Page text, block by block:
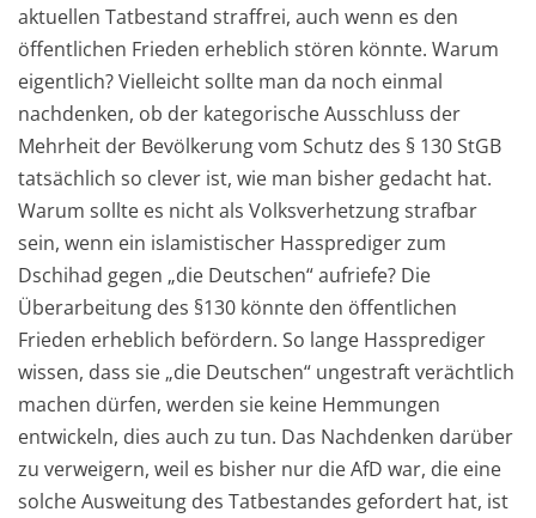
aktuellen Tatbestand straffrei, auch wenn es den
öffentlichen Frieden erheblich stören könnte. Warum
eigentlich? Vielleicht sollte man da noch einmal
nachdenken, ob der kategorische Ausschluss der
Mehrheit der Bevölkerung vom Schutz des § 130 StGB
tatsächlich so clever ist, wie man bisher gedacht hat.
Warum sollte es nicht als Volksverhetzung strafbar
sein, wenn ein islamistischer Hassprediger zum
Dschihad gegen „die Deutschen“ aufriefe? Die
Überarbeitung des §130 könnte den öffentlichen
Frieden erheblich befördern. So lange Hassprediger
wissen, dass sie „die Deutschen“ ungestraft verächtlich
machen dürfen, werden sie keine Hemmungen
entwickeln, dies auch zu tun. Das Nachdenken darüber
zu verweigern, weil es bisher nur die AfD war, die eine
solche Ausweitung des Tatbestandes gefordert hat, ist